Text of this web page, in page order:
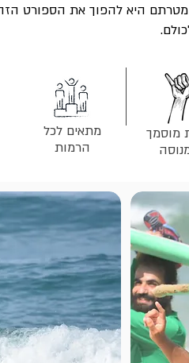
היא להפוך את הספורט הזה
מתאים לכל
הרמות
מוסמך